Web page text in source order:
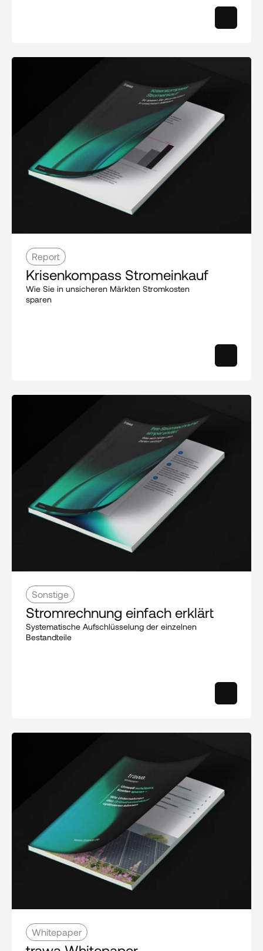
Report
Krisenkompass Stromeinkauf
Wie Sie in unsicheren Märkten Stromkosten
sparen
Sonstige
Stromrechnung einfach erklärt
Systematische Aufschlüsselung der einzelnen
Bestandteile
Whitepaper